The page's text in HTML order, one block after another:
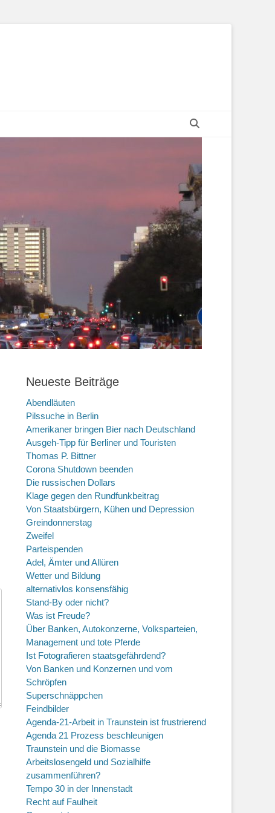
Neueste Beiträge
Abendläuten
Pilssuche in Berlin
Amerikaner bringen Bier nach Deutschland
Ausgeh-Tipp für Berliner und Touristen
Thomas P. Bittner
Corona Shutdown beenden
Die russischen Dollars
Klage gegen den Rundfunkbeitrag
Von Staatsbürgern, Kühen und Depression
Greindonnerstag
Zweifel
Parteispenden
Adel, Ämter und Allüren
Wetter und Bildung
alternativlos konsensfähig
Stand-By oder nicht?
Was ist Freude?
Über Banken, Autokonzerne, Volksparteien,
Management und tote Pferde
Ist Fotografieren staatsgefährdend?
Von Banken und Konzernen und vom
Schröpfen
Superschnäppchen
Feindbilder
Agenda-21-Arbeit in Traunstein ist frustrierend
Agenda 21 Prozess beschleunigen
Traunstein und die Biomasse
Arbeitslosengeld und Sozialhilfe
zusammenführen?
Tempo 30 in der Innenstadt
Recht auf Faulheit